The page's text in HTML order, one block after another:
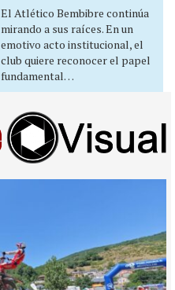
El Atlético Bembibre continúa
mirando a sus raíces. En un
emotivo acto institucional, el
club quiere reconocer el papel
fundamental…